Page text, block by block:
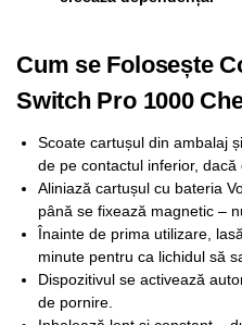
Cum se Folosește
Switch Pro 1000
Scoate cartușul din ambalaj
de pe contactul inferior, dacă
Aliniază cartușul cu bateria
până se fixează magnetic –
Înainte de prima utilizare,
minute pentru ca lichidul să
Dispozitivul se activează
de pornire.